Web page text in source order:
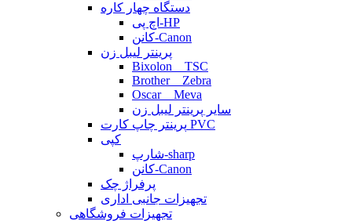
دستگاه چهار کاره
اچ پی-HP
کانن-Canon
پرینتر لیبل زن
Bixolon _ TSC
Brother _ Zebra
Oscar _ Meva
سایر پرینتر لیبل زن
پرینتر چاپ کارت PVC
کپی
شارپ-sharp
کانن-Canon
پرفراژ چک
تجهیزات جانبی اداری
تجهیزات فروشگاهی